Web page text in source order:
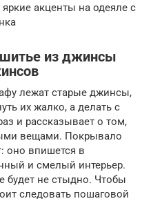
акценты на одеяле с
из джинсы
лежат старые джинсы,
их жалко, а делать с
и рассказывает о том,
вещами. Покрывало
оно впишется в
и смелый интерьер.
будет не стыдно. Чтобы
следовать пошаговой